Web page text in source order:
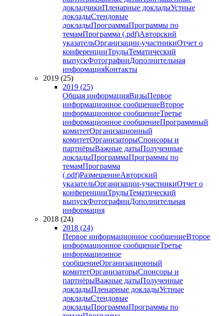
докладчикиПленарные докладыУстные
докладыСтендовые
докладыПрограммаПрограммы по
темамПрограмма (.pdf)Авторский
указательОрганизации-участникиОтчет о
конференцииТрудыТематический
выпускФотографииДополнительная
информацияКонтакты
2019 (25)
2019 (25)
Общая информацияВизыПервое
информационное сообщениеВторое
информационное сообщениеТретье
информационное сообщениеПрограммный
комитетОрганизационный
комитетОрганизаторыСпонсоры и
партнёрыВажные датыПолученные
докладыПрограммаПрограммы по
темамПрограмма
(.pdf)РазмещениеАвторский
указательОрганизации-участникиОтчет о
конференцииТрудыТематический
выпускФотографииДополнительная
информация
2018 (24)
2018 (24)
Первое информационное сообщениеВторое
информационное сообщениеТретье
информационное
сообщениеОрганизационный
комитетОрганизаторыСпонсоры и
партнёрыВажные датыПолученные
докладыПленарные докладыУстные
докладыСтендовые
докладыПрограммаПрограммы по